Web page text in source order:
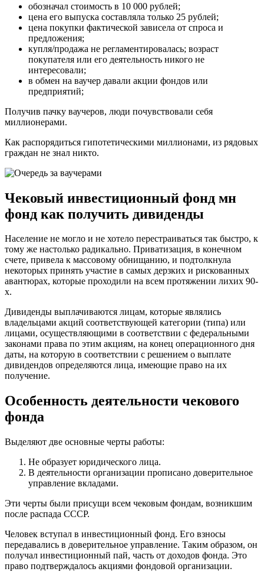
обозначал стоимость в 10 000 рублей;
цена его выпуска составляла только 25 рублей;
цена покупки фактической зависела от спроса и
предложения;
купля/продажа не регламентировалась; возраст
покупателя или его деятельность никого не
интересовали;
в обмен на ваучер давали акции фондов или
предприятий;
Получив пачку ваучеров, люди почувствовали себя
миллионерами.
Как распорядиться гипотетическими миллионами, из рядовых
граждан не знал никто.
Чековый инвестиционный фонд мн
фонд как получить дивиденды
Население не могло и не хотело перестраиваться так быстро, к
тому же настолько радикально. Приватизация, в конечном
счете, привела к массовому обнищанию, и подтолкнула
некоторых принять участие в самых дерзких и рискованных
авантюрах, которые проходили на всем протяжении лихих 90-
х.
Дивиденды выплачиваются лицам, которые являлись
владельцами акций соответствующей категории (типа) или
лицами, осуществляющими в соответствии с федеральными
законами права по этим акциям, на конец операционного дня
даты, на которую в соответствии с решением о выплате
дивидендов определяются лица, имеющие право на их
получение.
Особенность деятельности чекового
фонда
Выделяют две основные черты работы:
Не образует юридического лица.
В деятельности организации прописано доверительное
управление вкладами.
Эти черты были присущи всем чековым фондам, возникшим
после распада СССР.
Человек вступал в инвестиционный фонд. Его взносы
передавались в доверительное управление. Таким образом, он
получал инвестиционный пай, часть от доходов фонда. Это
право подтверждалось акциями фондовой организации.